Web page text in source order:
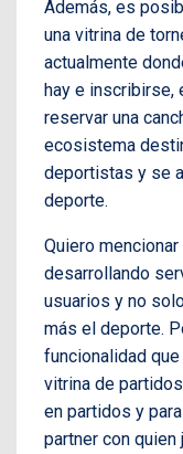
Además, es
una vitrina de
actualmente
hay e inscribirse,
reservar una
ecosistema
deportistas y se
deporte.
Quiero
desarrollando
usuarios y no
más el deporte.
funcionalidad
vitrina de
en partidos y
partner con quien